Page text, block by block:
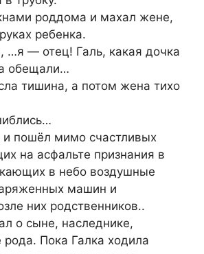
роддома и махал жене,
ребенка.
…я — отец! Галь, какая дочка
обещали…
тишина, а потом жена тихо
и пошёл мимо счастливых
на асфальте признания в
в небо воздушные
машин и
них родственников..
о сыне, наследнике,
Пока Галка ходила